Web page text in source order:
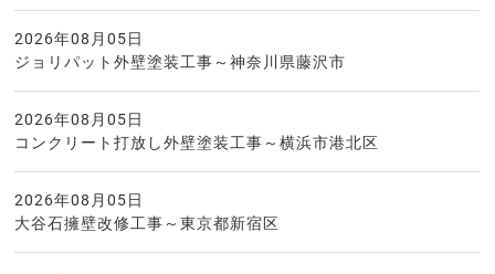
2026年08月05日
ジョリパット外壁塗装工事～神奈川県藤沢市
2026年08月05日
コンクリート打放し外壁塗装工事～横浜市港北区
2026年08月05日
大谷石擁壁改修工事～東京都新宿区